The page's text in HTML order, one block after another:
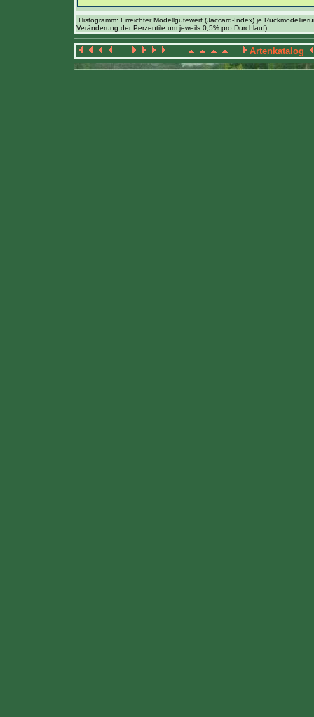
Histogramm: Erreichter Modellgütewert (Jaccard-Index) je
Veränderung der Perzentile um jeweils 0,5% pro Durchlauf)
Artenkatalog